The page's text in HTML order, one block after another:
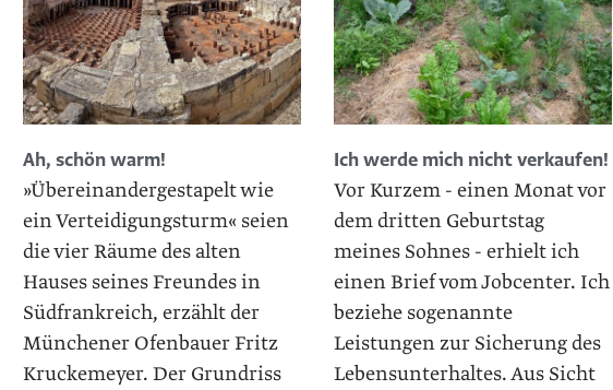
Ah, schön warm!
»Übereinandergestapelt wie
ein Verteidigungsturm« seien
die vier Räume des alten
Hauses seines Freundes in
Südfrankreich, erzählt der
Münchener Ofenbauer Fritz
Kruckemeyer. Der Grundriss
Ich werde mich nicht verkaufen!
Vor Kurzem - einen Monat vor
dem dritten Geburtstag
meines Sohnes - erhielt ich
einen Brief vom Jobcenter. Ich
beziehe sogenannte
Leistungen zur Sicherung des
Lebensunterhaltes. Aus Sicht